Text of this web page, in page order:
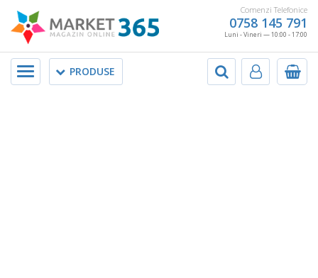
Comenzi Telefonice
0758 145 791
Luni - Vineri — 10:00 - 17:00
PRODUSE
Meniu